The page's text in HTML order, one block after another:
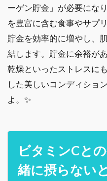
ーゲン貯金」が必要にな
を豊富に含む食事やサプ
貯金を効率的に増やし、
結します。貯金に余裕が
乾燥といったストレスに
した美しいコンディショ
よ。✨
ビタミンCと
緒に摂らない